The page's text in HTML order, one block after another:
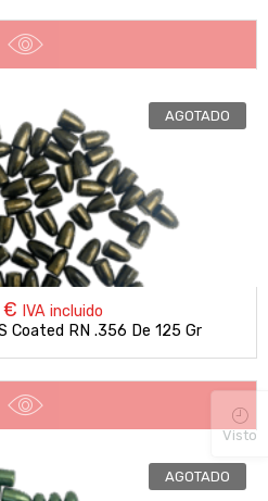
AGOTADO
€ IVA incluido
Coated RN .356 De 125 Gr
AGOTADO
Visto